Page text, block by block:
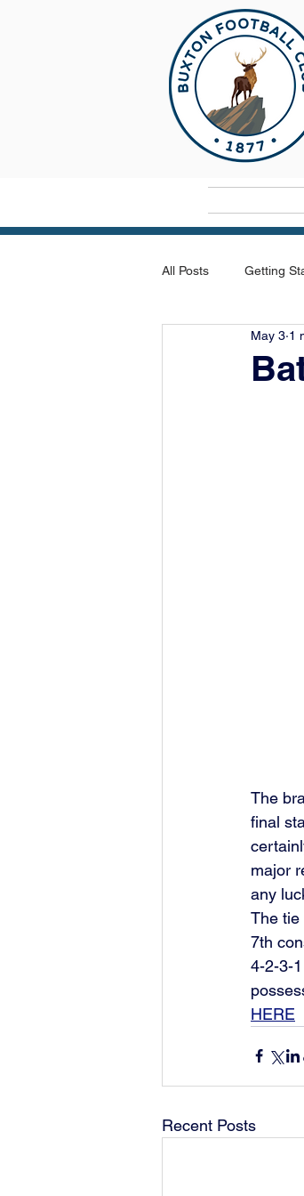
All Posts Getting
May 3 1
The
final
major
any
The tie
7th
4-2-3-
HERE
Recent Posts